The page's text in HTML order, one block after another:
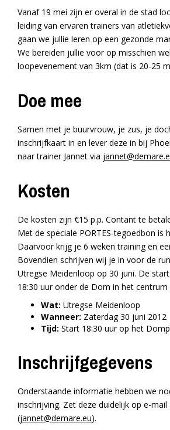
Vanaf 19 mei zijn er overal in de stad
leiding van ervaren trainers van
gaan we jullie leren op een gezonde
We bereiden jullie voor op misschien
loopevenement van 3km (dat is 20-25
Doe mee
Samen met je buurvrouw, je zus, je
inschrijfkaart in en lever deze in bij
naar trainer Jannet via
Kosten
De kosten zijn €15 p.p. Contant te
Met de speciale PORTES-tegoedbon is
Daarvoor krijg je 6 weken training en
Bovendien schrijven wij je in voor de
Utregse Meidenloop op 30 juni. De start
18:30 uur onder de Dom in het centrum
Wat: Utregse Meidenloop
Wanneer: Zaterdag 30 juni 2012
Tijd: Start 18:30 uur op het
Inschrijfgegevens
Onderstaande informatie hebben we
inschrijving. Zet deze duidelijk op e-mail
(jannet@demare.eu).